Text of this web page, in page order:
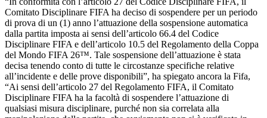
Comitato Disciplinare FIFA ha deciso di sospendere per un periodo
di prova di un (1) anno l’attuazione della sospensione automatica
dalla partita imposta ai sensi dell’articolo 66.4 del Codice
Disciplinare FIFA e dell’articolo 10.5 del Regolamento della Coppa
del Mondo FIFA 26™. Tale sospensione dell’attuazione è stata
decisa tenendo conto di tutte le circostanze specifiche relative
all’incidente e delle prove disponibili”, ha spiegato ancora la Fifa,
“Ai sensi dell’articolo 27 del Regolamento FIFA, il Comitato
Disciplinare FIFA ha la facoltà di sospendere l’attuazione di
qualsiasi misura disciplinare, purché non sia correlata alla